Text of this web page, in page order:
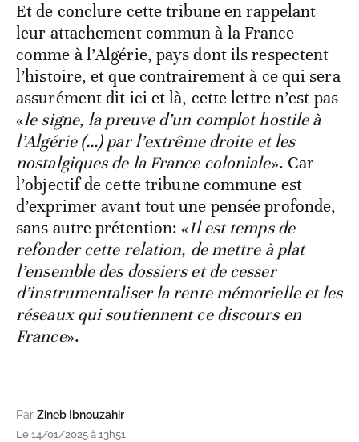
Et de conclure cette tribune en rappelant
leur attachement commun à la France
comme à l’Algérie, pays dont ils respectent
l’histoire, et que contrairement à ce qui sera
assurément dit ici et là, cette lettre n’est pas
«le signe, la preuve d’un complot hostile à
l’Algérie (…) par l’extrême droite et les
nostalgiques de la France coloniale». Car
l’objectif de cette tribune commune est
d’exprimer avant tout une pensée profonde,
sans autre prétention: «Il est temps de
refonder cette relation, de mettre à plat
l’ensemble des dossiers et de cesser
d’instrumentaliser la rente mémorielle et les
réseaux qui soutiennent ce discours en
France».
Par Zineb Ibnouzahir
Le 14/01/2025 à 13h51